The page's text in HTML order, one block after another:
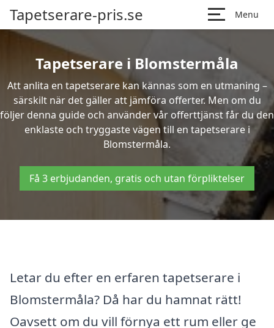
Tapetserare-pris.se Menu
Tapetserare i Blomstermåla
Att anlita en tapetserare kan kännas som en utmaning –
särskilt när det gäller att jämföra offerter. Men om du
följer denna guide och använder vår offerttjänst får du den
enklaste och tryggaste vägen till en tapetserare i
Blomstermåla.
Få 3 erbjudanden, gratis och utan förpliktelser
Letar du efter en erfaren tapetserare i
Blomstermåla? Då har du hamnat rätt!
Oavsett om du vill förnya ett rum eller ge